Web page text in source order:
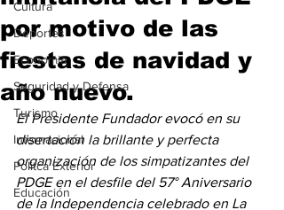
Cultura
Deportes
Economia
Seguridad y Defensa
Turismo
Internacional
Politca Exterior
Educación
por motivo de las
fiestas de navidad y
año nuevo.
El Presidente Fundador evocó en su
disertación la brillante y perfecta
organización de los simpatizantes del
PDGE en el desfile del 57° Aniversario
de la Independencia celebrado en La